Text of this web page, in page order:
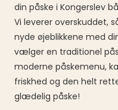
din påske i Kongerslev
Vi leverer overskuddet,
nyde øjeblikkene med
vælger en traditionel
moderne påskemenu,
friskhed og den helt
glædelig påske!